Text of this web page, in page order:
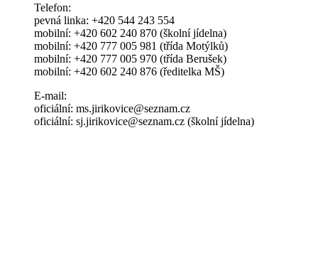
Telefon:
pevná linka: +420 544 243 554
mobilní: +420 602 240 870 (školní jídelna)
mobilní: +420 777 005 981 (třída Motýlků)
mobilní: +420 777 005 970 (třída Berušek)
mobilní: +420 602 240 876 (ředitelka MŠ)
E-mail:
oficiální: ms.jirikovice@seznam.cz
oficiální: sj.jirikovice@seznam.cz (školní jídelna)